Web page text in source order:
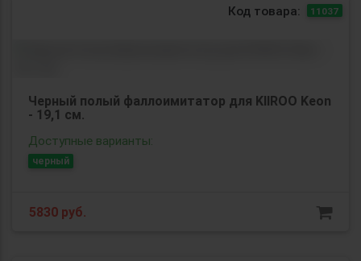
Код товара: 11037
Черный полый фаллоимитатор для KIIROO Keon
- 19,1 см.
Доступные варианты:
черный
5830 руб.